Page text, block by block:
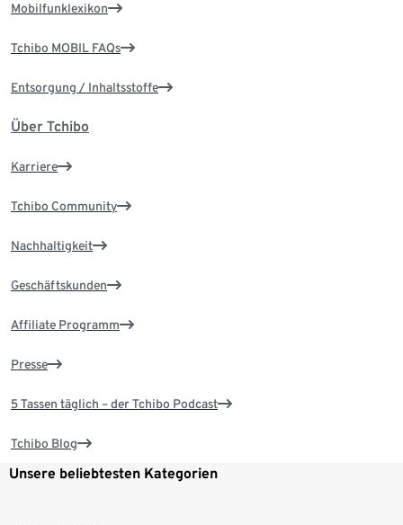
Mobilfunklexikon
Tchibo MOBIL FAQs
Entsorgung / Inhaltsstoffe
Über Tchibo
Karriere
Tchibo Community
Nachhaltigkeit
Geschäftskunden
Affiliate Programm
Presse
5 Tassen täglich – der Tchibo Podcast
Tchibo Blog
Unsere beliebtesten Kategorien